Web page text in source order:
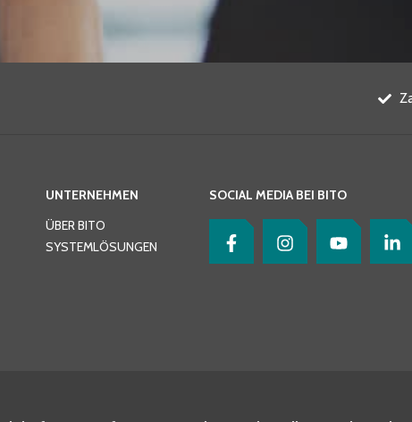
UNTERNEHMEN
ÜBER BITO
SYSTEMLÖSUNGEN
SOCIAL MEDIA BEI BITO